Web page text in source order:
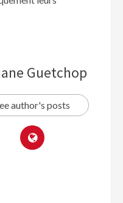
Guetchop
author's posts